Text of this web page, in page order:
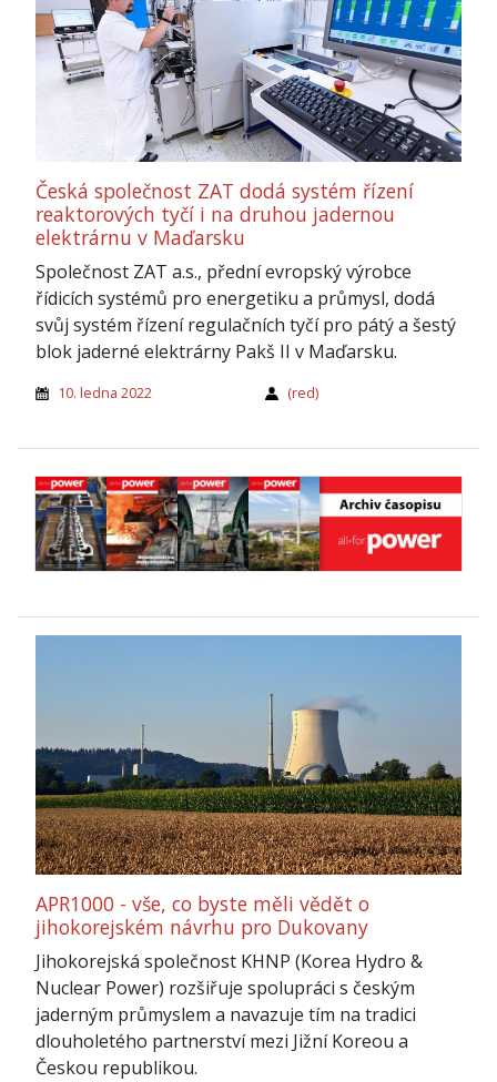
Česká společnost ZAT dodá systém řízení
reaktorových tyčí i na druhou jadernou
elektrárnu v Maďarsku
Společnost ZAT a.s., přední evropský výrobce
řídicích systémů pro energetiku a průmysl, dodá
svůj systém řízení regulačních tyčí pro pátý a šestý
blok jaderné elektrárny Pakš II v Maďarsku.
10. ledna 2022 (red)
APR1000 - vše, co byste měli vědět o
jihokorejském návrhu pro Dukovany
Jihokorejská společnost KHNP (Korea Hydro &
Nuclear Power) rozšiřuje spolupráci s českým
jaderným průmyslem a navazuje tím na tradici
dlouholetého partnerství mezi Jižní Koreou a
Českou republikou.